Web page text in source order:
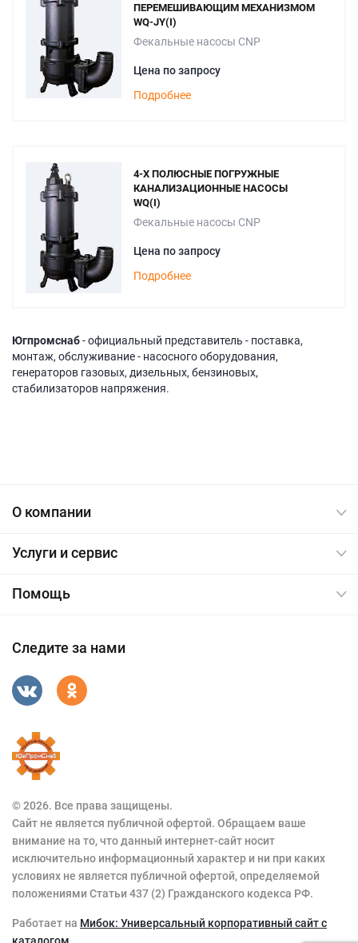
ПЕРЕМЕШИВАЮЩИМ МЕХАНИЗМОМ
WQ-JY(I)
Фекальные насосы CNP
Цена по запросу
Подробнее
4-Х ПОЛЮСНЫЕ ПОГРУЖНЫЕ
КАНАЛИЗАЦИОННЫЕ НАСОСЫ
WQ(I)
Фекальные насосы CNP
Цена по запросу
Подробнее
Югпромснаб- официальный представитель - поставка,
монтаж, обслуживание - насосного оборудования,
генераторов газовых, дизельных, бензиновых,
стабилизаторов напряжения.
О компании
Услуги и сервис
Помощь
Следите за нами
© 2026. Все права защищены.
Сайт не является публичной офертой. Обращаем ваше
внимание на то, что данный интернет-сайт носит
исключительно информационный характер и ни при каких
условиях не является публичной офертой, определяемой
положениями Статьи 437 (2) Гражданского кодекса РФ.
Работает на Мибок: Универсальный корпоративный сайт с
каталогом